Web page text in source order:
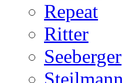
Repeat
Ritter
Seeberger